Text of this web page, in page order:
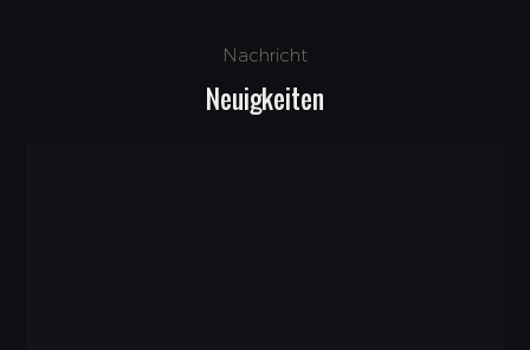
Nachricht
Neuigkeiten